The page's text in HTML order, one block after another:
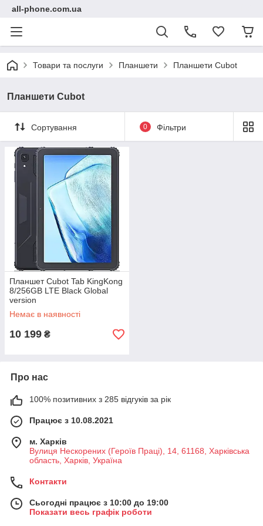
all-phone.com.ua
Товари та послуги Планшети Планшети Cubot
Планшети Cubot
Сортування 0 Фільтри
Планшет Cubot Tab KingKong
8/256GB LTE Black Global
version
Немає в наявності
10 199 ₴
Про нас
100% позитивних з 285 відгуків за рік
Працює з 10.08.2021
м. Харків
Вулиця Нескорених (Героїв Праці), 14, 61168, Харківська
область, Харків, Україна
Контакти
Сьогодні працює з 10:00 до 19:00
Показати весь графік роботи